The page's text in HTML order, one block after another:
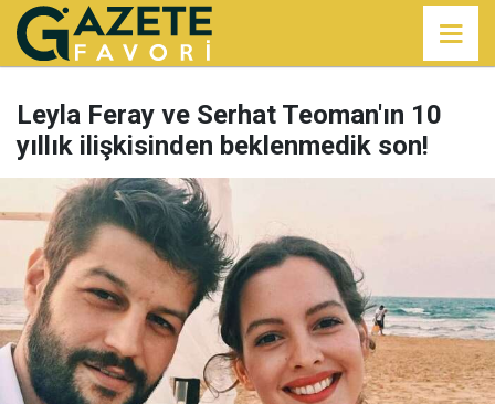
Leyla Feray ve Serhat Teoman'ın 10
yıllık ilişkisinden beklenmedik son!